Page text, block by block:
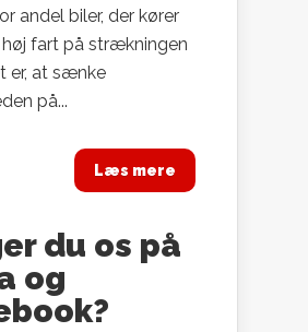
andel biler, der kører
fart på strækningen
er, at sænke
på...
Læs mere
du os på
og